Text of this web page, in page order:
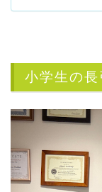
小学生の